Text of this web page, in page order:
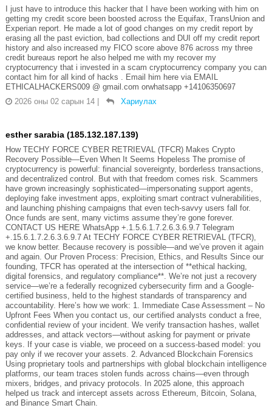
I just have to introduce this hacker that I have been working with him on
getting my credit score been boosted across the Equifax, TransUnion and
Experian report. He made a lot of good changes on my credit report by
erasing all the past eviction, bad collections and DUI off my credit report
history and also increased my FICO score above 876 across my three
credit bureaus report he also helped me with my recover my
cryptocurrency that i invested in a scam cryptocurrency company you can
contact him for all kind of hacks . Email him here via EMAIL
ETHICALHACKERS009 @ gmail.com orwhatsapp +14106350697
2026 оны 02 сарын 14 | Хариулах
esther sarabia (185.132.187.139)
How TECHY FORCE CYBER RETRIEVAL (TFCR) Makes Crypto
Recovery Possible—Even When It Seems Hopeless The promise of
cryptocurrency is powerful: financial sovereignty, borderless transactions,
and decentralized control. But with that freedom comes risk. Scammers
have grown increasingly sophisticated—impersonating support agents,
deploying fake investment apps, exploiting smart contract vulnerabilities,
and launching phishing campaigns that even tech-savvy users fall for.
Once funds are sent, many victims assume they’re gone forever.
CONTACT US HERE WhatsApp +.1.5.6.1.7.2.6.3.6.9.7 Telegram
+.15.6.1.7.2.6.3.6.9.7 At TECHY FORCE CYBER RETRIEVAL (TFCR),
we know better. Because recovery is possible—and we’ve proven it again
and again. Our Proven Process: Precision, Ethics, and Results Since our
founding, TFCR has operated at the intersection of **ethical hacking,
digital forensics, and regulatory compliance**. We’re not just a recovery
service—we’re a federally recognized cybersecurity firm and a Google-
certified business, held to the highest standards of transparency and
accountability. Here’s how we work: 1. Immediate Case Assessment – No
Upfront Fees When you contact us, our certified analysts conduct a free,
confidential review of your incident. We verify transaction hashes, wallet
addresses, and attack vectors—without asking for payment or private
keys. If your case is viable, we proceed on a success-based model: you
pay only if we recover your assets. 2. Advanced Blockchain Forensics
Using proprietary tools and partnerships with global blockchain intelligence
platforms, our team traces stolen funds across chains—even through
mixers, bridges, and privacy protocols. In 2025 alone, this approach
helped us track and intercept assets across Ethereum, Bitcoin, Solana,
and Binance Smart Chain.